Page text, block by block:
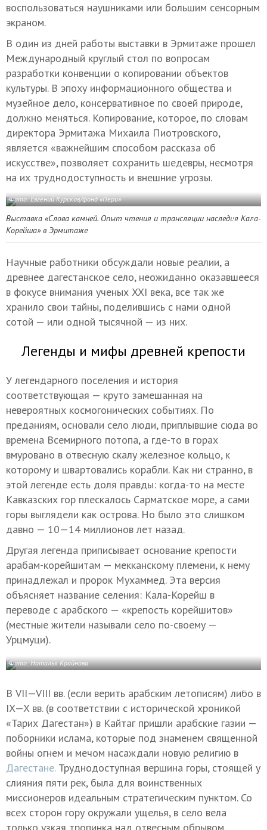
воспользоваться наушниками или большим сенсорным
экраном.
В один из дней работы выставки в Эрмитаже прошел
Международный круглый стол по вопросам
разработки конвенции о копировании объектов
культуры. В эпоху информационного общества и
музейное дело, консервативное по своей природе,
должно меняться. Копирование, которое, по словам
директора Эрмитажа Михаила Пиотровского,
является «важнейшим способом рассказа об
искусстве», позволяет сохранить шедевры, несмотря
на их труднодоступность и внешние угрозы.
Фото: Евгений Курсков/фонд «Пери»
Выставка «Слова камней. Опыт чтения и трансляции наследия Кала-
Корейша»в Эрмитаже
Научные работники обсуждали новые реалии, а
древнее дагестанское село, неожиданно оказавшееся
в фокусе внимания ученых XXI века, все так же
хранило свои тайны, поделившись с нами одной
сотой — или одной тысячной — из них.
Легенды и мифы древней крепости
У легендарного поселения и история
соответствующая — круто замешанная на
невероятных космогонических событиях. По
преданиям, основали село люди, приплывшие сюда во
времена Всемирного потопа, а где-то в горах
вмуровано в отвесную скалу железное кольцо, к
которому и швартовались корабли. Как ни странно, в
этой легенде есть доля правды: когда-то на месте
Кавказских гор плескалось Сарматское море, а сами
горы выглядели как острова. Но было это слишком
давно — 10—14 миллионов лет назад.
Другая легенда приписывает основание крепости
арабам-корейшитам — мекканскому племени, к нему
принадлежал и пророк Мухаммед. Эта версия
объясняет название селения: Кала-Корейш в
переводе с арабского — «крепость корейшитов»
(местные жители называли село по-своему —
Урцмуци).
Фото: Наталья Крайнова
В VII—VIII вв.(если верить арабским летописям) либо в
IX—X вв.(в соответствии с исторической хроникой
«Тарих Дагестан») в Кайтаг пришли арабские газии —
поборники ислама, которые под знаменем священной
войны огнем и мечом насаждали новую религию в
Дагестане.Труднодоступная вершина горы, стоящей у
слияния пяти рек, была для воинственных
миссионеров идеальным стратегическим пунктом. Со
всех сторон гору окружали ущелья, в село вела
только узкая тропинка над отвесным обрывом.